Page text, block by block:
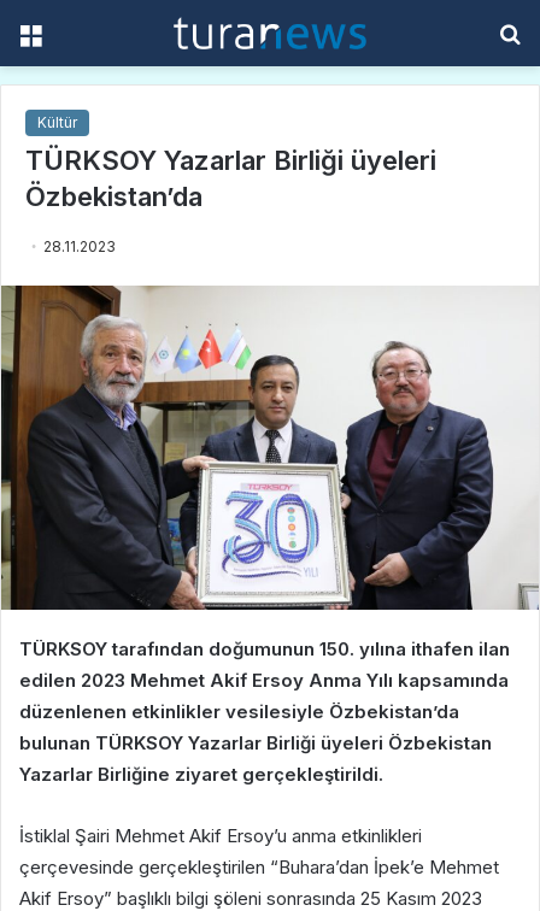
Kültür
TÜRKSOY Yazarlar Birliği üyeleri
Özbekistan’da
28.11.2023
TÜRKSOY tarafından doğumunun 150. yılına ithafen ilan
edilen 2023 Mehmet Akif Ersoy Anma Yılı kapsamında
düzenlenen etkinlikler vesilesiyle Özbekistan’da
bulunan TÜRKSOY Yazarlar Birliği üyeleri Özbekistan
Yazarlar Birliğine ziyaret gerçekleştirildi.
İstiklal Şairi Mehmet Akif Ersoy’u anma etkinlikleri
çerçevesinde gerçekleştirilen “Buhara’dan İpek’e Mehmet
Akif Ersoy” başlıklı bilgi şöleni sonrasında 25 Kasım 2023